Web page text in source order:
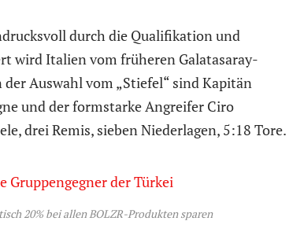
durch die Qualifikation und
wird Italien vom früheren Galatasaray-
Auswahl vom „Stiefel“ sind Kapitän
und der formstarke Angreifer Ciro
drei Remis, sieben Niederlagen, 5:18 Tore.
20% bei allen BOLZR-Produkten sparen